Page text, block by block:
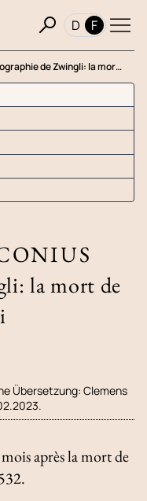
D F
de Zwingli: la mor…
la mort de
Übersetzung: Clemens
après la mort de